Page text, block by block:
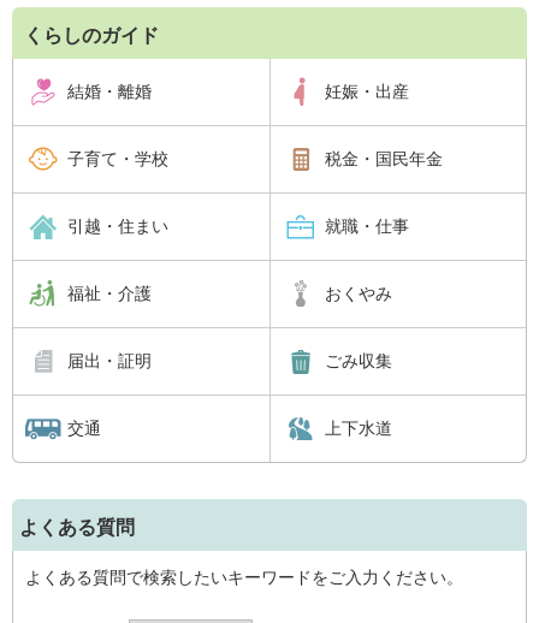
くらしのガイド
結婚・離婚 妊娠・出産
子育て・学校 税金・国民年金
引越・住まい 就職・仕事
福祉・介護 おくやみ
届出・証明 ごみ収集
交通 上下水道
よくある質問
よくある質問で検索したいキーワードをご入力ください。